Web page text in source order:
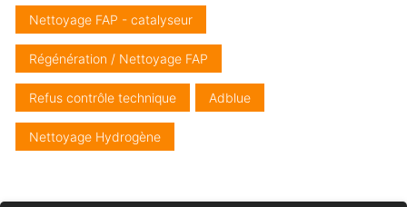
Nettoyage FAP - catalyseur
Régénération / Nettoyage FAP
Refus contrôle technique Adblue
Nettoyage Hydrogène